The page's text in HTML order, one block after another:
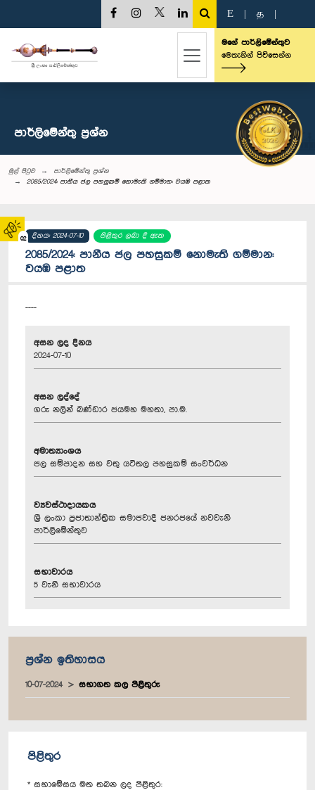
02
E த
මගේ පාර්ලිමේන්තුව
මෙතැනින් පිවිසෙන්න
පාර්ලි‌මේන්තු‌ ප්‍රශ්න
මුල් පිටුව
පාර්ලි‌මේන්තු‌ ප්‍රශ්න
2085/2024: පානීය ජල පහසුකම් නොමැති ගම්මාන: වයඹ පළාත
දිනය: 2024-07-10 පිළිතුර ලබා දී ඇත
2085/2024: පානීය ජල පහසුකම් නොමැති ගම්මාන:
වයඹ පළාත
----
අසන ලද දිනය
2024-07-10
අසන ලද්දේ
ගරු නලින් බණ්ඩාර ජයමහ මහතා, පා.ම.
අමාත්‍යාංශය
ජල සම්පාදන සහ වතු යටිතල පහසුකම් සංවර්ධන
ව්‍යවස්ථාදායකය
ශ්‍රී ලංකා ප්‍රජාතාන්ත්‍රික සමාජවාදී ජනරජයේ නවවැනි
පාර්ලිමේන්තුව
සභාවාරය
5 වැනි සභාවාරය
ප්‍රශ්න ඉතිහාසය
10-07-2024 සභාගත කල පිළිතුරු
පිළිතුර
* සභාමේසය මත තබන ලද පිළිතුර: